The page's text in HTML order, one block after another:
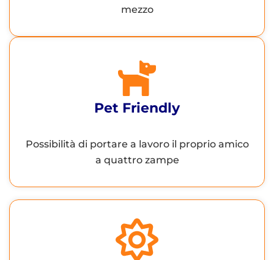
mezzo
Pet Friendly
Possibilità di portare a lavoro il proprio amico
a quattro zampe